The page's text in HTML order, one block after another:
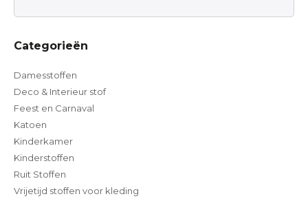
Categorieën
Damesstoffen
Deco & Interieur stof
Feest en Carnaval
Katoen
Kinderkamer
Kinderstoffen
Ruit Stoffen
Vrijetijd stoffen voor kleding